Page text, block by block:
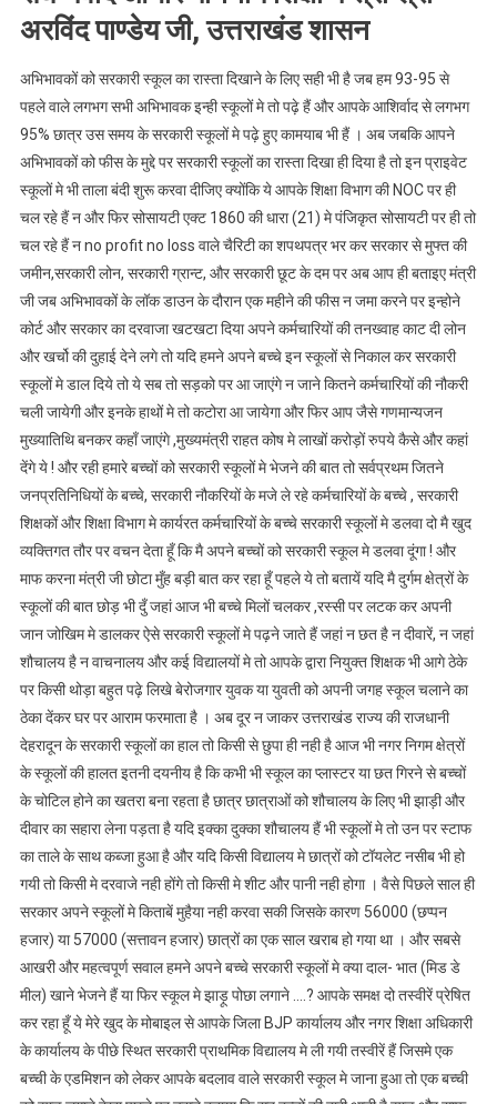
रही
आप
भी
पढें
।।
Web
News।।
अरविंद पाण्डेय जी, उत्तराखंड शासन
अभिभावकों को सरकारी स्कूल का रास्ता दिखाने के लिए सही भी है जब हम 93-95 से
पहले वाले लगभग सभी अभिभावक इन्ही स्कूलों मे तो पढ़े हैं और आपके आशिर्वाद से लगभग
95% छात्र उस समय के सरकारी स्कूलों मे पढ़े हुए कामयाब भी हैं । अब जबकि आपने
अभिभावकों को फीस के मुद्दे पर सरकारी स्कूलों का रास्ता दिखा ही दिया है तो इन प्राइवेट
स्कूलों मे भी ताला बंदी शुरू करवा दीजिए क्योंकि ये आपके शिक्षा विभाग की NOC पर ही
चल रहे हैं न और फिर सोसायटी एक्ट 1860 की धारा (21) मे पंजिकृत सोसायटी पर ही तो
चल रहे हैं न no profit no loss वाले चैरिटी का शपथपत्र भर कर सरकार से मुफ्त की
जमीन,सरकारी लोन, सरकारी ग्रान्ट, और सरकारी छूट के दम पर अब आप ही बताइए मंत्री
जी जब अभिभावकों के लॉक डाउन के दौरान एक महीने की फीस न जमा करने पर इन्होने
कोर्ट और सरकार का दरवाजा खटखटा दिया अपने कर्मचारियों की तनख्वाह काट दी लोन
और खर्चो की दुहाई देने लगे तो यदि हमने अपने बच्चे इन स्कूलों से निकाल कर सरकारी
स्कूलों मे डाल दिये तो ये सब तो सड़को पर आ जाएंगे न जाने कितने कर्मचारियों की नौकरी
चली जायेगी और इनके हाथों मे तो कटोरा आ जायेगा और फिर आप जैसे गणमान्यजन
मुख्यातिथि बनकर कहाँ जाएंगे ,मुख्यमंत्री राहत कोष मे लाखों करोड़ों रुपये कैसे और कहां
देंगे ये ! और रही हमारे बच्चों को सरकारी स्कूलों मे भेजने की बात तो सर्वप्रथम जितने
जनप्रतिनिधियों के बच्चे, सरकारी नौकरियों के मजे ले रहे कर्मचारियों के बच्चे , सरकारी
शिक्षकों और शिक्षा विभाग मे कार्यरत कर्मचारियों के बच्चे सरकारी स्कूलों मे डलवा दो मै खुद
व्यक्तिगत तौर पर वचन देता हूँ कि मै अपने बच्चों को सरकारी स्कूल मे डलवा दूंगा ! और
माफ करना मंत्री जी छोटा मुँह बड़ी बात कर रहा हूँ पहले ये तो बतायें यदि मै दुर्गम क्षेत्रों के
स्कूलों की बात छोड़ भी दुँ जहां आज भी बच्चे मिलों चलकर ,रस्सी पर लटक कर अपनी
जान जोखिम मे डालकर ऐसे सरकारी स्कूलों मे पढ़ने जाते हैं जहां न छत है न दीवारें, न जहां
शौचालय है न वाचनालय और कई विद्यालयों मे तो आपके द्वारा नियुक्त शिक्षक भी आगे ठेके
पर किसी थोड़ा बहुत पढ़े लिखे बेरोजगार युवक या युवती को अपनी जगह स्कूल चलाने का
ठेका देंकर घर पर आराम फरमाता है । अब दूर न जाकर उत्तराखंड राज्य की राजधानी
देहरादून के सरकारी स्कूलों का हाल तो किसी से छुपा ही नही है आज भी नगर निगम क्षेत्रों
के स्कूलों की हालत इतनी दयनीय है कि कभी भी स्कूल का प्लास्टर या छत गिरने से बच्चों
के चोटिल होने का खतरा बना रहता है छात्र छात्राओं को शौचालय के लिए भी झाड़ी और
दीवार का सहारा लेना पड़ता है यदि इक्का दुक्का शौचालय हैं भी स्कूलों मे तो उन पर स्टाफ
का ताले के साथ कब्जा हुआ है और यदि किसी विद्यालय मे छात्रों को टॉयलेट नसीब भी हो
गयी तो किसी मे दरवाजे नही होंगे तो किसी मे शीट और पानी नही होगा । वैसे पिछले साल ही
सरकार अपने स्कूलों मे किताबें मुहैया नही करवा सकी जिसके कारण 56000 (छप्पन
हजार) या 57000 (सत्तावन हजार) छात्रों का एक साल खराब हो गया था । और सबसे
आखरी और महत्वपूर्ण सवाल हमने अपने बच्चे सरकारी स्कूलों मे क्या दाल- भात (मिड डे
मील) खाने भेजने हैं या फिर स्कूल मे झाड़ू पोछा लगाने ….? आपके समक्ष दो तस्वीरें प्रेषित
कर रहा हूँ ये मेरे खुद के मोबाइल से आपके जिला BJP कार्यालय और नगर शिक्षा अधिकारी
के कार्यालय के पीछे स्थित सरकारी प्राथमिक विद्यालय मे ली गयी तस्वीरें हैं जिसमे एक
बच्ची के एडमिशन को लेकर आपके बदलाव वाले सरकारी स्कूल मे जाना हुआ तो एक बच्ची